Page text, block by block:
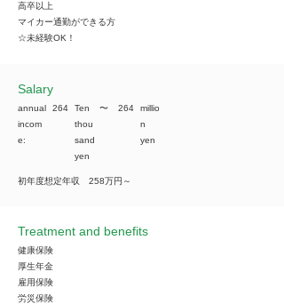
高卒以上
マイカー通勤ができる方
☆未経験OK！
​Salary
annual
incom
e:
264
Ten
thou
sand
yen
​〜 264
millio
n
yen
初年度想定年収 258万円～
Treatment and benefits
健康保険
厚生年金
雇用保険
労災保険